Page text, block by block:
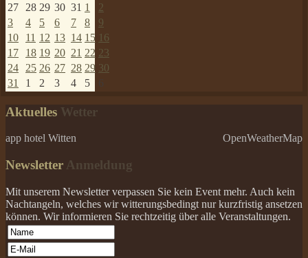
27
28 29 30 31 1
2
3
4 5 6 7 8
9
10
11 12 13 14 15 16
17
18 19 20 21 22 23
24
25 26 27 28 29 30
31
1 2 3 4 5 6
Aktuelles Wetter
app hotel Witten OpenWeatherMap
Newsletter Anmeldung
Mit unserem Newsletter verpassen Sie kein Event mehr. Auch kein
Nachtangeln, welches wir witterungsbedingt nur kurzfristig ansetzen
können. Wir informieren Sie rechtzeitig über alle Veranstaltungen.